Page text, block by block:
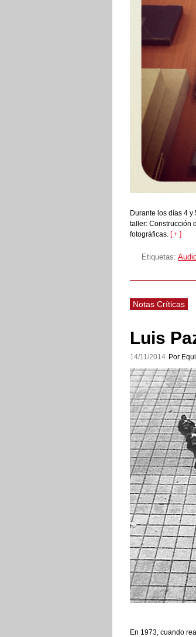
Durante los días 4
taller: Construcción
fotográficas. [ + ]
Etiquetas:
Notas Críticas
Luis
14/11/2014 Por
En 1973, cuando